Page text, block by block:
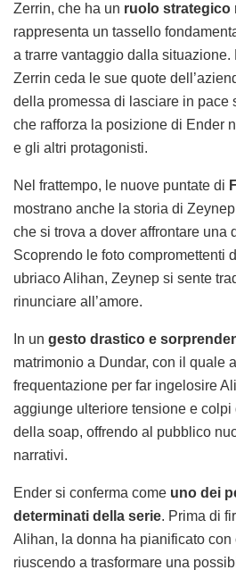
Zerrin, che ha un ruolo strategico
rappresenta un tassello
a trarre vantaggio dalla situazione.
Zerrin ceda le sue quote
della promessa di lasciare in pace
che rafforza la posizione di Ender
e gli altri protagonisti.
Nel frattempo, le nuove puntate di
mostrano anche la storia di
che si trova a dover affrontare una
Scoprendo le foto compromettenti
ubriaco Alihan, Zeynep si sente
rinunciare all’amore.
In un gesto drastico e
matrimonio a Dundar, con il quale
frequentazione per far ingelosire
aggiunge ulteriore tensione e
della soap, offrendo al pubblico
narrativi.
Ender si conferma come uno dei
determinati della serie. Prima di
Alihan, la donna ha pianificato con
riuscendo a trasformare una